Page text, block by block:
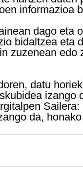
informazioa
dago eta
bidaltzea eta
zuzenean
datu
da,